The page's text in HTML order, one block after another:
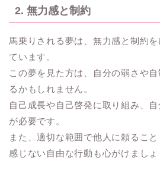
2. 無力感と制約
馬乗りされる夢は、無力感と制約
ています。
この夢を見た方は、自分の弱さや
るかもしれません。
自己成長や自己啓発に取り組み、
が必要です。
また、適切な範囲で他人に頼るこ
感じない自由な行動も心がけましょ